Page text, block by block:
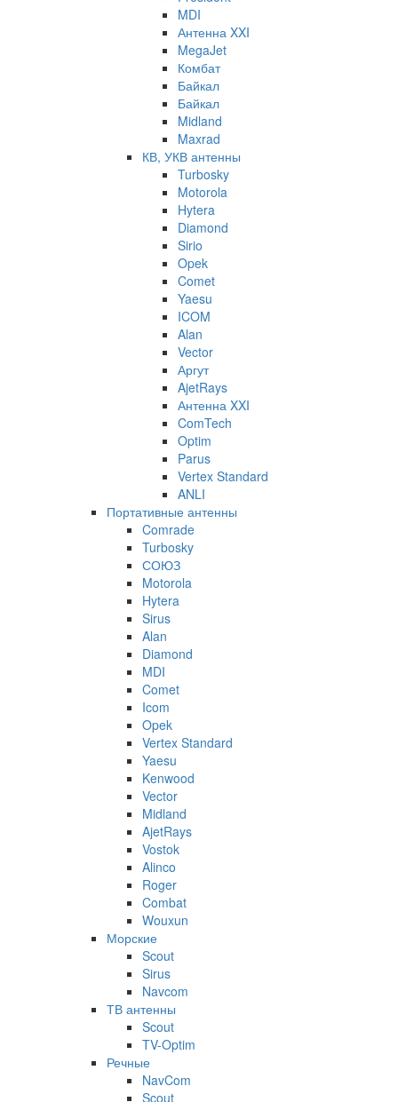
MDI
Антенна XXI
MegaJet
Комбат
Байкал
Байкал
Midland
Maxrad
КВ, УКВ антенны
Turbosky
Motorola
Hytera
Diamond
Sirio
Opek
Comet
Yaesu
ICOM
Alan
Vector
Аргут
AjetRays
Антенна XXI
ComTech
Optim
Parus
Vertex Standard
ANLI
Портативные антенны
Comrade
Turbosky
СОЮЗ
Motorola
Hytera
Sirus
Alan
Diamond
MDI
Comet
Icom
Opek
Vertex Standard
Yaesu
Kenwood
Vector
Midland
AjetRays
Vostok
Alinco
Roger
Combat
Wouxun
Морские
Scout
Sirus
Navcom
ТВ антенны
Scout
TV-Optim
Речные
NavCom
Scout